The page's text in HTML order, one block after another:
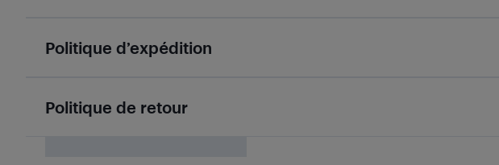
Politique d’expédition
Politique de retour